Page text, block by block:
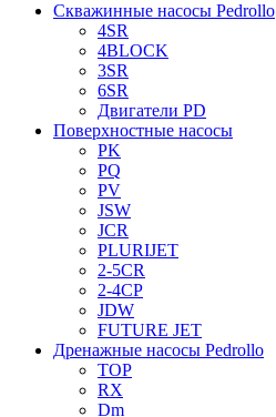
Скважинные насосы Pedrollo
4SR
4BLOCK
3SR
6SR
Двигатели PD
Поверхностные насосы
PK
PQ
PV
JSW
JCR
PLURIJET
2-5CR
2-4CP
JDW
FUTURE JET
Дренажные насосы Pedrollo
TOP
RX
Dm